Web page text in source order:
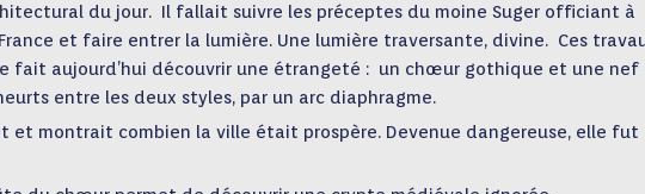
du jour. Il fallait suivre les préceptes du moine Suger officiant à
et faire entrer la lumière. Une lumière traversante, divine. Ces
fait aujourd’hui découvrir une étrangeté : un chœur gothique et une nef
entre les deux styles, par un arc diaphragme.
et montrait combien la ville était prospère. Devenue dangereuse, elle fut